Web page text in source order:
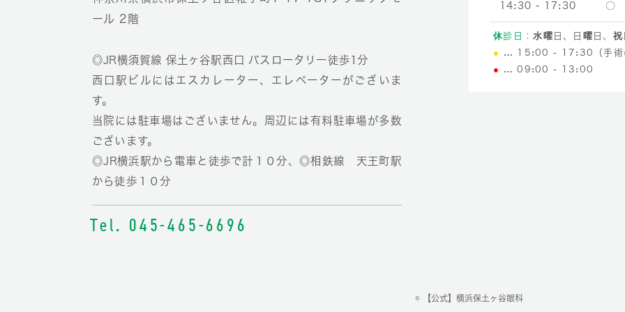
ール 2階
◎JR横須賀線 保土ヶ谷駅西口 バスロータリー徒歩1分
西口駅ビルにはエスカレーター、エレベーターがございま
す。
当院には駐車場はございません。周辺には有料駐車場が多数
ございます。
◎JR横浜駅から電車と徒歩で計１０分、◎相鉄線 天王町駅
から徒歩１０分
Tel. 045-465-6696
14:30 - 17:30 〇
休診日：水曜日、日曜日、祝
●
… 15:00 - 17:30（手術
●
… 09:00 - 13:00
© 【公式】横浜保土ヶ谷眼科